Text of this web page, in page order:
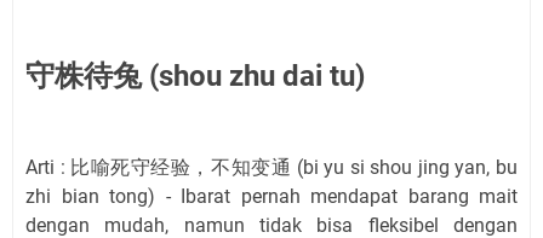
守株待兔 (shou zhu dai tu)
Arti : 比喻死守经验，不知变通 (bi yu si shou jing yan, bu
zhi bian tong) - Ibarat pernah mendapat barang mait
dengan mudah, namun tidak bisa fleksibel dengan